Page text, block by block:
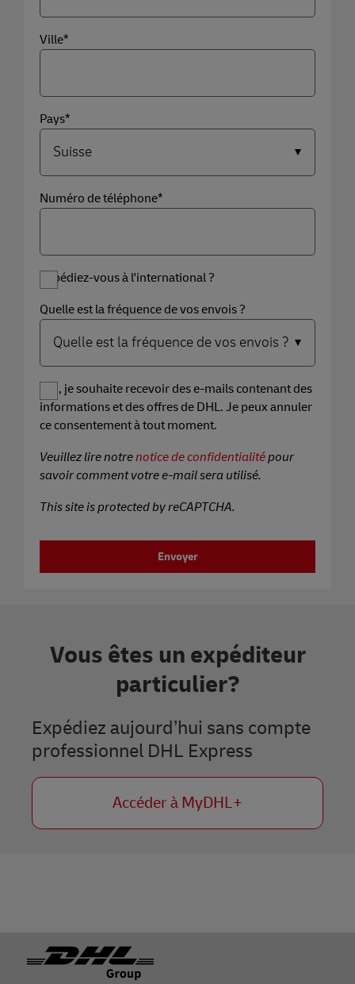
Ville*
Pays*
Numéro de téléphone*
Expédiez-vous à l'international ?
Quelle est la fréquence de vos envois ?
Oui, je souhaite recevoir des e-mails contenant des
informations et des offres de DHL. Je peux annuler
ce consentement à tout moment.
Veuillez lire notrenotice de confidentialitépour
savoir comment votre e-mail sera utilisé.
This site is protected by reCAPTCHA.
Envoyer
Précédent
Vous êtes un expéditeur
particulier?
Expédiez aujourd’hui sans compte
professionnel DHL Express
Accéder à MyDHL+
Footer